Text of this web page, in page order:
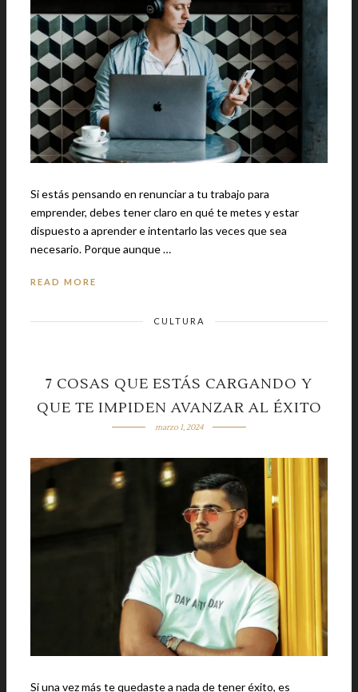
Si estás pensando en renunciar a tu trabajo para
emprender, debes tener claro en qué te metes y estar
dispuesto a aprender e intentarlo las veces que sea
necesario. Porque aunque …
READ MORE
CULTURA
7 COSAS QUE ESTÁS CARGANDO Y
QUE TE IMPIDEN AVANZAR AL ÉXITO
marzo 1, 2024
Si una vez más te quedaste a nada de tener éxito, es